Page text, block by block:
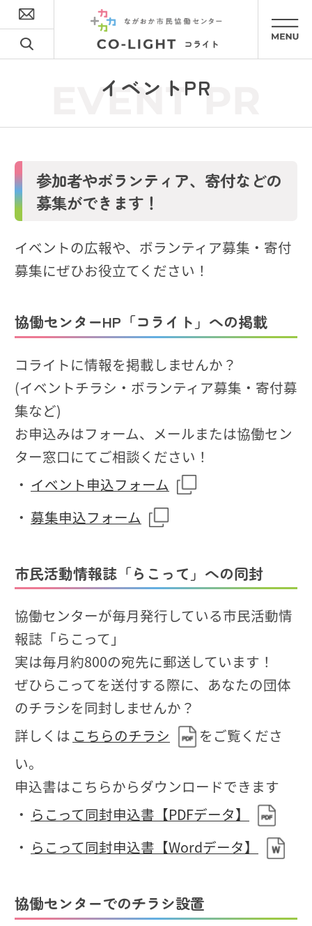
イベントPR
EVENT PR
参加者やボランティア、寄付などの
募集ができます！
イベントの広報や、ボランティア募集・寄付
募集にぜひお役立てください！
協働センターHP「コライト」への掲載
コライトに情報を掲載しませんか？
(イベントチラシ・ボランティア募集・寄付募
集など)
お申込みはフォーム、メールまたは協働セン
ター窓口にてご相談ください！
・ イベント申込フォーム
・ 募集申込フォーム
市民活動情報誌「らこって」への同封
協働センターが毎月発行している市民活動情
報誌「らこって」
実は毎月約800の宛先に郵送しています！
ぜひらこってを送付する際に、あなたの団体
のチラシを同封しませんか？
詳しくは こちらのチラシ
をご覧くださ
い。
申込書はこちらからダウンロードできます
・ らこって同封申込書【PDFデータ】
・ らこって同封申込書【Wordデータ】
協働センターでのチラシ設置